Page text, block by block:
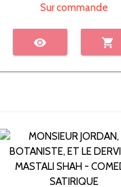
Sur commande
visibility shopping_cart